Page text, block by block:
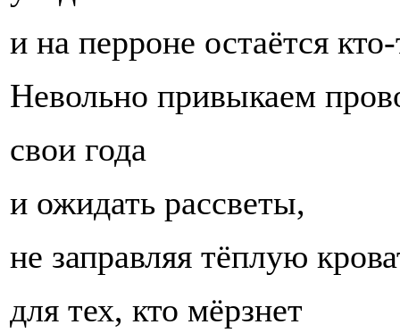
и на перроне остаётся
Невольно привыкаем
свои года
и ожидать рассветы,
не заправляя тёплую
для тех, кто мёрзнет